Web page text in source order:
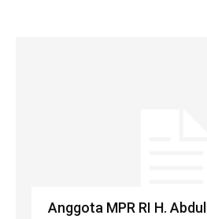
Anggota MPR RI H.